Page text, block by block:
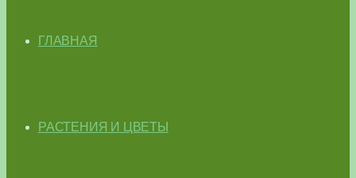
ГЛАВНАЯ
РАСТЕНИЯ И ЦВЕТЫ